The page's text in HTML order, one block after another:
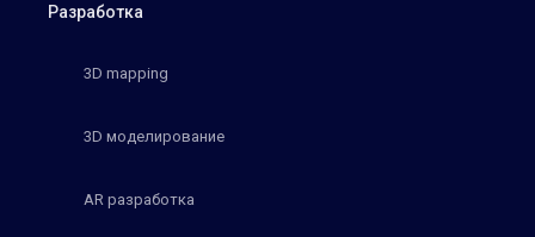
Разработка
3D mapping
3D моделирование
AR разработка